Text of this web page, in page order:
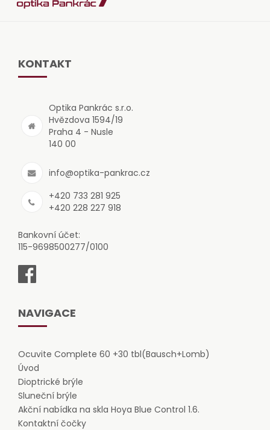
KONTAKT
Optika Pankrác s.r.o.
Hvězdova 1594/19
Praha 4 - Nusle
140 00
info@optika-pankrac.cz
+420 733 281 925
+420 228 227 918
Bankovní účet:
115-9698500277/0100
NAVIGACE
Ocuvite Complete 60 +30 tbl(Bausch+Lomb)
Úvod
Dioptrické brýle
Sluneční brýle
Akční nabídka na skla Hoya Blue Control 1.6.
Kontaktní čočky